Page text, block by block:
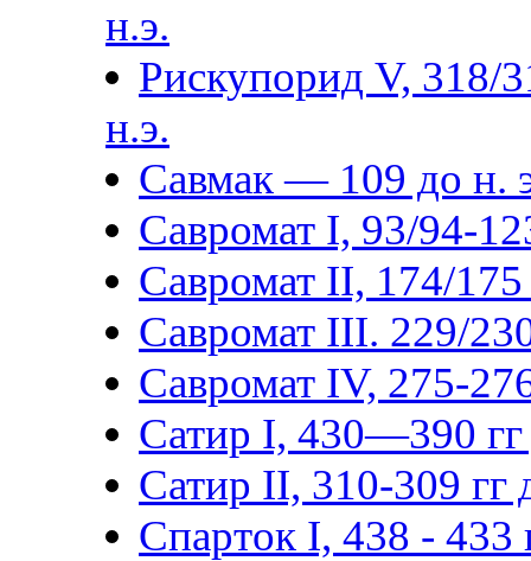
н.э.
Рискупорид V, 318/
н.э.
Савмак — 109 до н.
Савромат I, 93/94-
Савромат II, 174/175
Савромат III. 229/
Савромат IV, 275-
Сатир I, 430—390 гг
Сатир II, 310-309 гг
Спарток I, 438 - 433